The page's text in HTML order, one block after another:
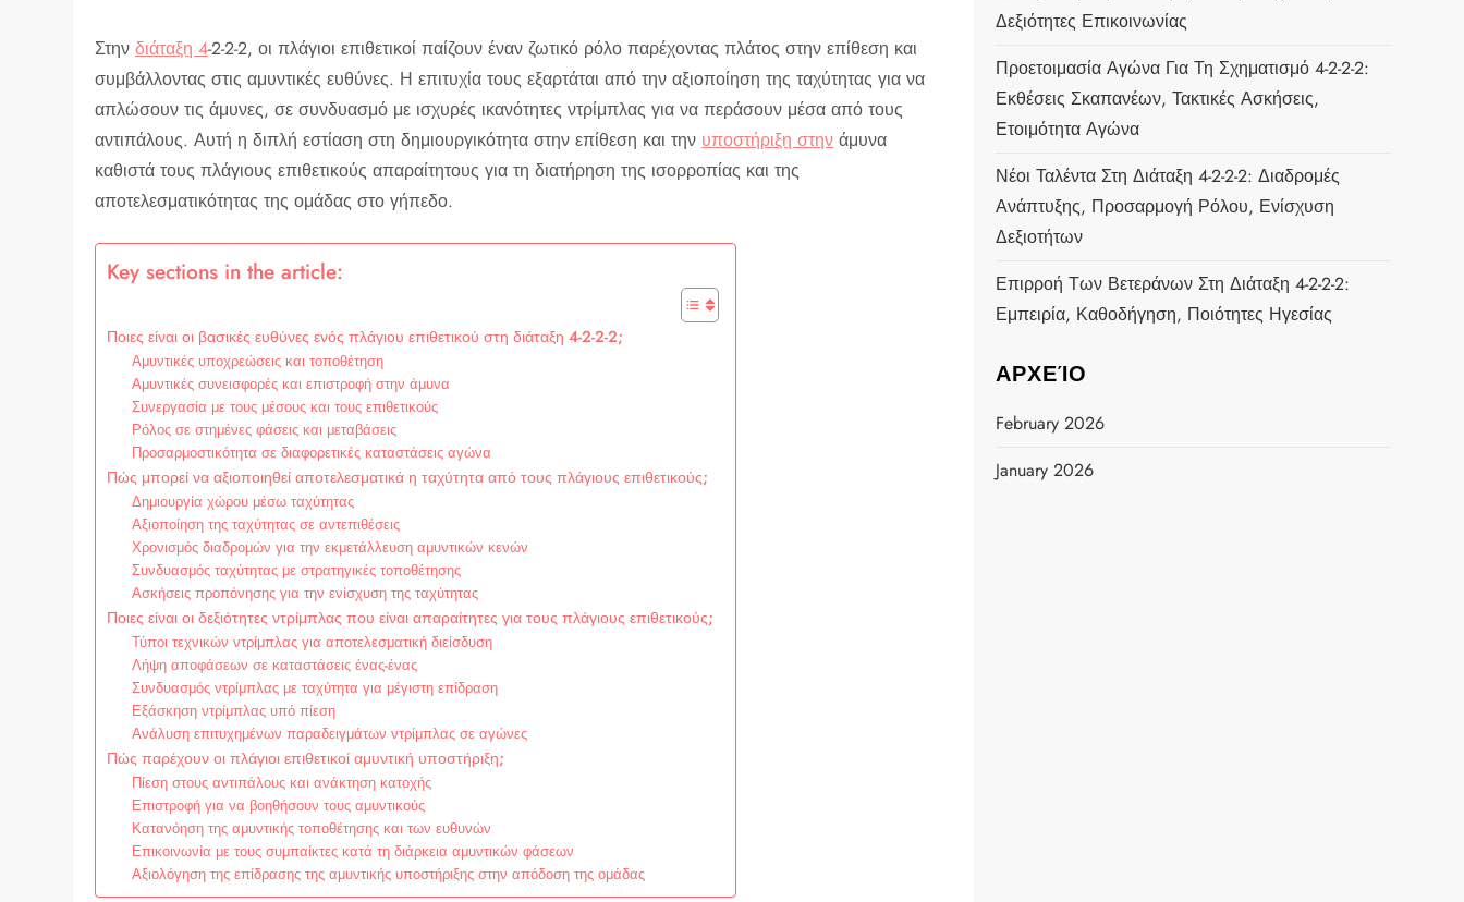
Στηνδιάταξη 4-2-2-2, οι πλάγιοι επιθετικοί παίζουν έναν ζωτικό ρόλο παρέχοντας πλάτος στην επίθεση και
συμβάλλοντας στις αμυντικές ευθύνες. Η επιτυχία τους εξαρτάται από την αξιοποίηση της ταχύτητας για να
απλώσουν τις άμυνες, σε συνδυασμό με ισχυρές ικανότητες ντρίμπλας για να περάσουν μέσα από τους
αντιπάλους. Αυτή η διπλή εστίαση στη δημιουργικότητα στην επίθεση και την υποστήριξη στην άμυνα
καθιστά τους πλάγιους επιθετικούς απαραίτητους για τη διατήρηση της ισορροπίας και της
αποτελεσματικότητας της ομάδας στο γήπεδο.
Key sections in the article:
Ποιες είναι οι βασικές ευθύνες ενός πλάγιου επιθετικού στη διάταξη 4-2-2-2;
Αμυντικές υποχρεώσεις και τοποθέτηση
Αμυντικές συνεισφορές και επιστροφή στην άμυνα
Συνεργασία με τους μέσους και τους επιθετικούς
Ρόλος σε στημένες φάσεις και μεταβάσεις
Προσαρμοστικότητα σε διαφορετικές καταστάσεις αγώνα
Πώς μπορεί να αξιοποιηθεί αποτελεσματικά η ταχύτητα από τους πλάγιους επιθετικούς;
Δημιουργία χώρου μέσω ταχύτητας
Αξιοποίηση της ταχύτητας σε αντεπιθέσεις
Χρονισμός διαδρομών για την εκμετάλλευση αμυντικών κενών
Συνδυασμός ταχύτητας με στρατηγικές τοποθέτησης
Ασκήσεις προπόνησης για την ενίσχυση της ταχύτητας
Ποιες είναι οι δεξιότητες ντρίμπλας που είναι απαραίτητες για τους πλάγιους επιθετικούς;
Τύποι τεχνικών ντρίμπλας για αποτελεσματική διείσδυση
Λήψη αποφάσεων σε καταστάσεις ένας-ένας
Συνδυασμός ντρίμπλας με ταχύτητα για μέγιστη επίδραση
Εξάσκηση ντρίμπλας υπό πίεση
Ανάλυση επιτυχημένων παραδειγμάτων ντρίμπλας σε αγώνες
Πώς παρέχουν οι πλάγιοι επιθετικοί αμυντική υποστήριξη;
Πίεση στους αντιπάλους και ανάκτηση κατοχής
Επιστροφή για να βοηθήσουν τους αμυντικούς
Κατανόηση της αμυντικής τοποθέτησης και των ευθυνών
Επικοινωνία με τους συμπαίκτες κατά τη διάρκεια αμυντικών φάσεων
Αξιολόγηση της επίδρασης της αμυντικής υποστήριξης στην απόδοση της ομάδας
Δεξιότητες Επικοινωνίας
Προετοιμασία Αγώνα Για Τη Σχηματισμό 4-2-2-2:
Εκθέσεις Σκαπανέων, Τακτικές Ασκήσεις,
Ετοιμότητα Αγώνα
Νέοι Ταλέντα Στη Διάταξη 4-2-2-2: Διαδρομές
Ανάπτυξης, Προσαρμογή Ρόλου, Ενίσχυση
Δεξιοτήτων
Επιρροή Των Βετεράνων Στη Διάταξη 4-2-2-2:
Εμπειρία, Καθοδήγηση, Ποιότητες Ηγεσίας
ΑΡΧΕΊΟ
February 2026
January 2026